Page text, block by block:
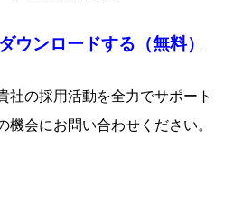
ウンロードする（無料）
社の採用活動を全力でサポート
機会にお問い合わせください。